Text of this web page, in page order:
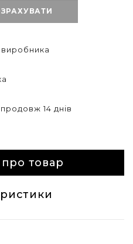
виробника
14 днів
товар